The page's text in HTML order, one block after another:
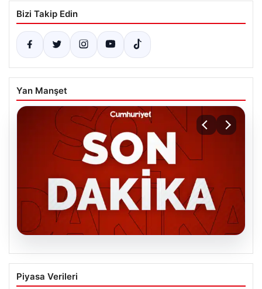
Bizi Takip Edin
Yan Manşet
MGK’den 8 maddelik kritik bildiri: Dikkat
çeken ‘Terörsüz Bölge’ vurgusu
Piyasa Verileri